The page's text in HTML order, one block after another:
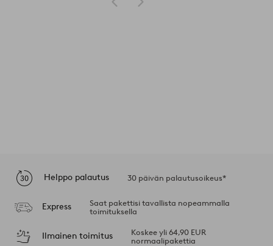
Helppo palautus 30 päivän palautusoikeus*
Express
Saat pakettisi tavallista nopeammalla
toimituksella
Ilmainen toimitus
Koskee yli 64,90 EUR
normaalipakettia